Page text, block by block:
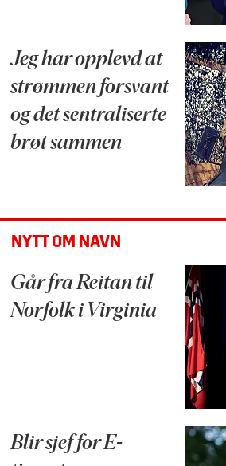
Jeg har opplevd at
strømmen forsvant
og det sentraliserte
brøt sammen
NYTT OM NAVN
Går fra Reitan til
Norfolk i Virginia
Blir sjef for E-